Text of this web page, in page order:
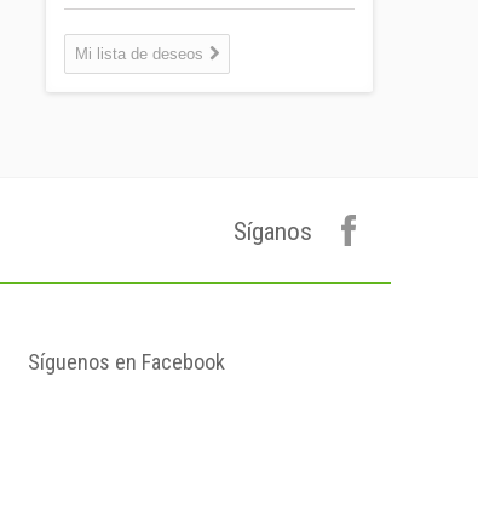
Lata 33cl
Lata 33cl
0,75 €
kgrs...
1,50 €
FORMATO:
GARRAFA...
Mi lista de deseos
Síganos
Síguenos en Facebook